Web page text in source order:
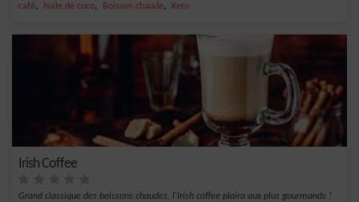
café, huile de coco, Boisson chaude, Keto
Irish Coffee
Grand classique des boissons chaudes, l'Irish coffee plaira aux plus gourmands !